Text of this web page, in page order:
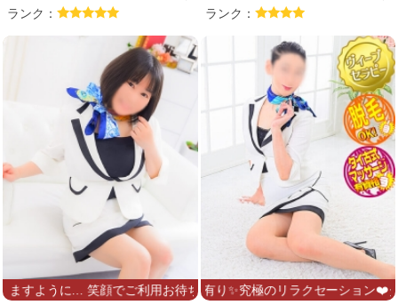
ランク：
ランク：
でご利用お待ちしています(｡•ㅅ•｡)♡
)四ツ谷発20:00〜空有り✨究極のリラクセーション❤️タイ古式⚜️悶絶